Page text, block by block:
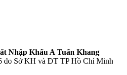
Nhập Khẩu A Tuấn Khang
do Sở KH và ĐT TP Hồ Chí Minh